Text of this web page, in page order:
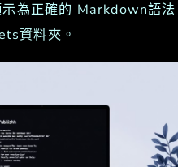
為正確的 Markdown語
資料夾。